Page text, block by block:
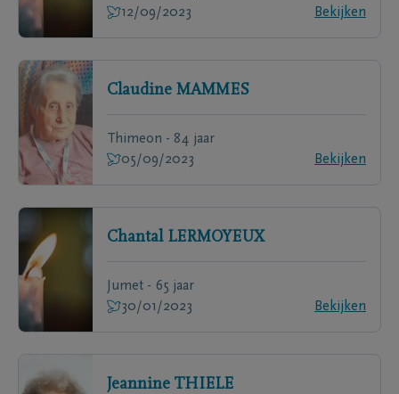
12/09/2023
Bekijken
Claudine MAMMES
Thimeon - 84 jaar
05/09/2023
Bekijken
Chantal LERMOYEUX
Jumet - 65 jaar
30/01/2023
Bekijken
Jeannine THIELE